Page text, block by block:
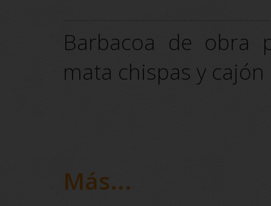
Barbacoa de obra
mata chispas y
Más...